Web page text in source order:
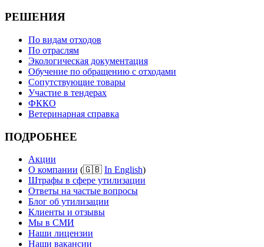
РЕШЕНИЯ
По видам отходов
По отраслям
Экологическая документация
Обучение по обращению с отходами
Сопутствующие товары
Участие в тендерах
ФККО
Ветеринарная справка
ПОДРОБНЕЕ
Акции
О компании (🇬🇧 In English)
Штрафы в сфере утилизации
Ответы на частые вопросы
Блог об утилизации
Клиенты и отзывы
Мы в СМИ
Наши лицензии
Наши вакансии